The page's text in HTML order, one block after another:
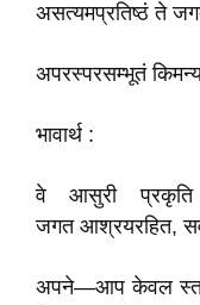
असत्यमप्रतिष्ठं ते
अपरस्परसम्भूतं
भावार्थ :
वे आसुरी
जगत आश्रयरहित,
अपने—आप केवल